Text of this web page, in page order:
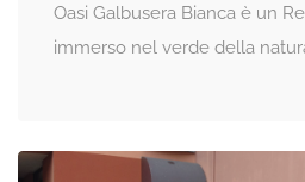
Oasi Galbusera Bianca è un
immerso nel verde della